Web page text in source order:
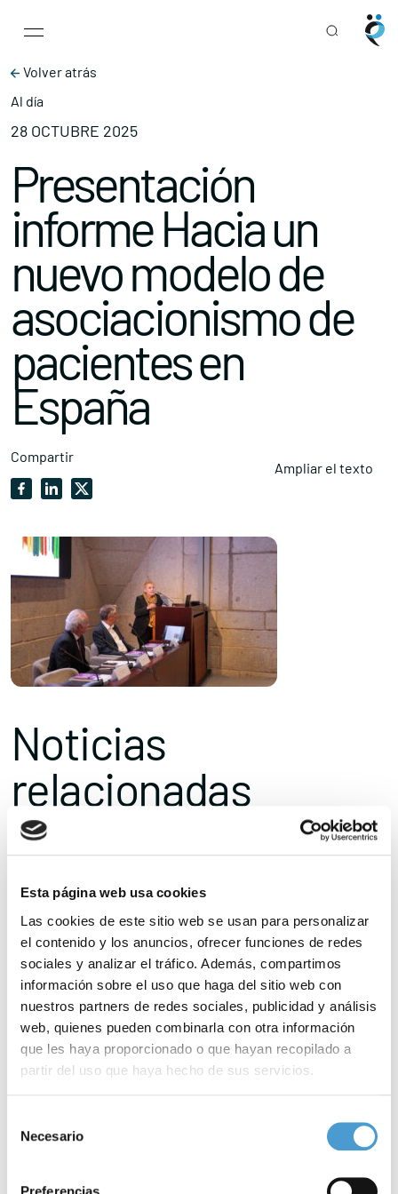
Esta página web usa cookies
Las cookies de este sitio web se usan para personalizar
el contenido y los anuncios, ofrecer funciones de redes
sociales y analizar el tráfico. Además, compartimos
información sobre el uso que haga del sitio web con
nuestros partners de redes sociales, publicidad y análisis
web, quienes pueden combinarla con otra información
que les haya proporcionado o que hayan recopilado a
partir del uso que haya hecho de sus servicios.
de cookies
Necesario
Main Navigation
Volver atrás
Al día
28 OCTUBRE 2025
Presentación
informe Hacia un
nuevo modelo de
asociacionismo de
pacientes en
España
Compartir
Ampliar el texto
Noticias
relacionadas
Se calcula que los casos de ictus...